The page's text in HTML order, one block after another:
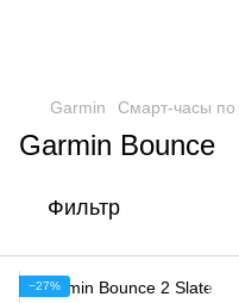
Garmin Смарт-часы
Garmin Bounce
Фильтр
−27%